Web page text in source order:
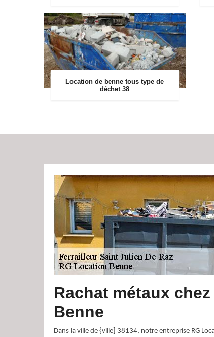
Location de benne tous type de
déchet 38
Rachat métaux
Benne
Dans la ville de {ville] 38134, notre entreprise RG